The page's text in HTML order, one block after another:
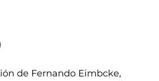
de Fernando Eimbcke,